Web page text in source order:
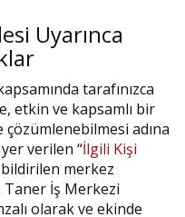
Uyarınca
tarafınızca
etkin ve kapsamlı bir
adına
verilen “İlgili Kişi
merkez
Taner İş Merkezi
olarak ve ekinde